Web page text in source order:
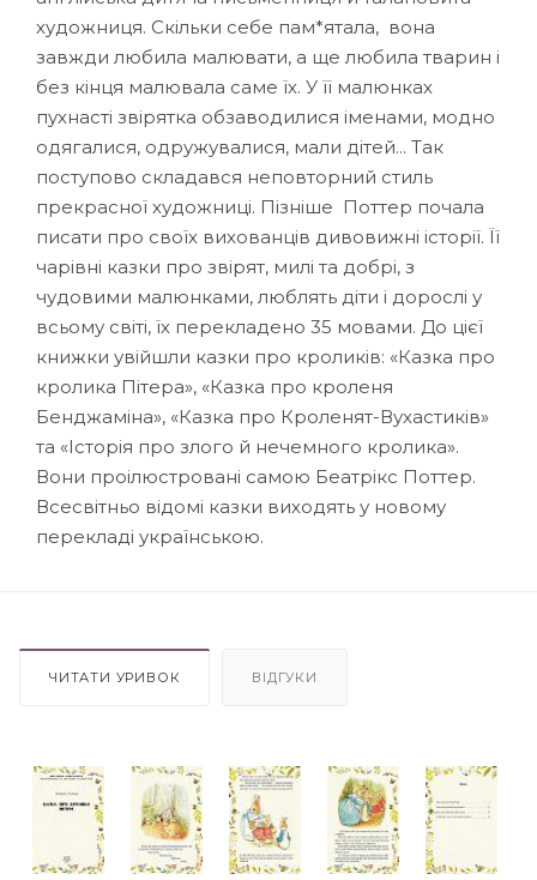
художниця. Скільки себе пам*ятала, вона
завжди любила малювати, а ще любила тварин і
без кінця малювала саме їх. У її малюнках
пухнасті звірятка обзаводилися іменами, модно
одягалися, одружувалися, мали дітей... Так
поступово складався неповторний стиль
прекрасної художниці. Пізніше Поттер почала
писати про своїх вихованців дивовижні історії. Її
чарівні казки про звірят, милі та добрі, з
чудовими малюнками, люблять діти і дорослі у
всьому світі, їх перекладено 35 мовами. До цієї
книжки увійшли казки про кроликів: «Казка про
кролика Пітера», «Казка про кроленя
Бенджаміна», «Казка про Кроленят-Вухастиків»
та «Історія про злого й нечемного кролика».
Вони проілюстровані самою Беатрікс Поттер.
Всесвітньо відомі казки виходять у новому
перекладі українською.
ЧИТАТИ УРИВОК ВІДГУКИ